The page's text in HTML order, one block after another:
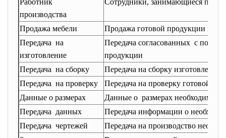
Работник
производства
Сотрудники, занимающиеся
Продажа мебели
Продажа готовой продукции
Передача на
изготовление
Передача согласованных с
продукции
Передача на сборку
Передача на сборку
Передача на проверку
Передача на проверку готовой
Данные о размерах
Данные о размерах необходимой
Передача данных
Передача информации о
Передача чертежей
Передача на производство